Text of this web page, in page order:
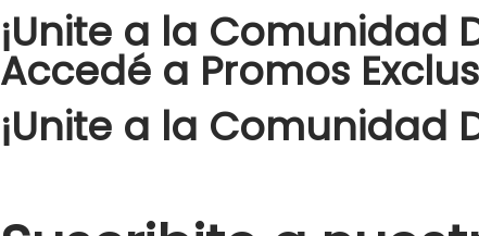
¡Unite a la Comunidad
Accedé a Promos
¡Unite a la Comunidad